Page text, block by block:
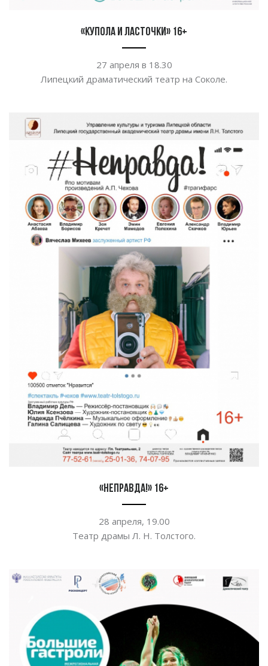
«Купола и ласточки» 16+
27 апреля в 18.30
Липецкий драматический театр на Соколе.
«Неправда!» 16+
28 апреля, 19.00
Театр драмы Л. Н. Толстого.